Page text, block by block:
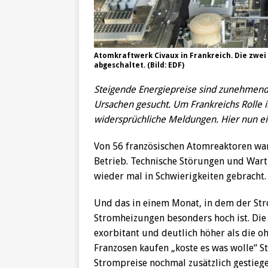
Atomkraftwerk Civaux in Frankreich. Die
abgeschaltet. (Bild: EDF)
Steigende Energiepreise sind
Ursachen gesucht. Um Frankreichs
widersprüchliche Meldungen. Hier nun
Von 56 französischen Atomreaktoren
Betrieb. Technische Störungen und
wieder mal in Schwierigkeiten gebracht.
Und das in einem Monat, in dem der
Stromheizungen besonders hoch ist.
exorbitant und deutlich höher als die
Franzosen kaufen „koste es was wolle“
Strompreise nochmal zusätzlich